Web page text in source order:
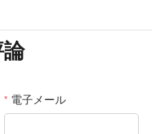
論
*電子メール